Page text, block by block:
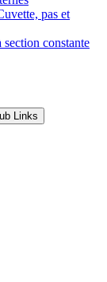
pas et
section constante
Links